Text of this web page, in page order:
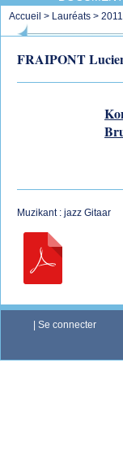
Accueil > Lauréats > 2011
FRAIPONT
Muzikant : jazz Gitaar
Se connecter